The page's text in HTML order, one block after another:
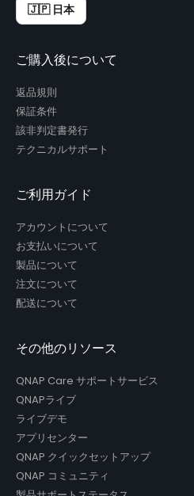
🇯🇵 日本
ご購入後について
返品規則
保証条件
該非判定書発行
テクニカルサポート
ご利用ガイド
アカウントについて
お支払いについて
製品について
注文について
配送について
その他のリソース
QNAP Care サポートサービス
QNAPライブ
ライブデモ
アプリセンター
QNAP クイックセットアップ
QNAP コミュニティ